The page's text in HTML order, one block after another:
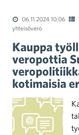
06.11.2024 10:06
yhteisövero
Kauppa
veropottia
kotimaisia